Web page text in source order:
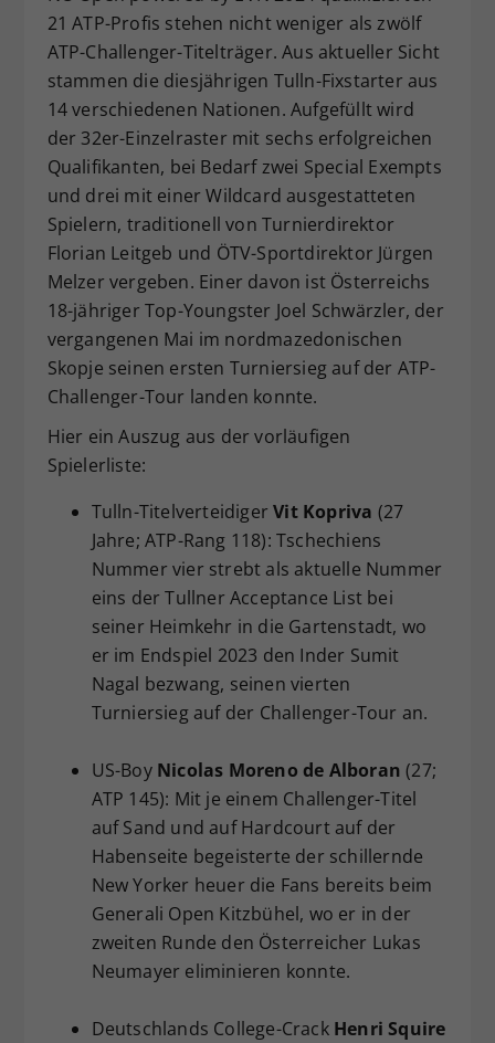
21 ATP-Profis stehen nicht weniger als zwölf
ATP-Challenger-Titelträger. Aus aktueller Sicht
stammen die diesjährigen Tulln-Fixstarter aus
14 verschiedenen Nationen. Aufgefüllt wird
der 32er-Einzelraster mit sechs erfolgreichen
Qualifikanten, bei Bedarf zwei Special Exempts
und drei mit einer Wildcard ausgestatteten
Spielern, traditionell von Turnierdirektor
Florian Leitgeb und ÖTV-Sportdirektor Jürgen
Melzer vergeben. Einer davon ist Österreichs
18-jähriger Top-Youngster Joel Schwärzler, der
vergangenen Mai im nordmazedonischen
Skopje seinen ersten Turniersieg auf der ATP-
Challenger-Tour landen konnte.
Hier ein Auszug aus der vorläufigen
Spielerliste:
Tulln-TitelverteidigerVit Kopriva (27
Jahre; ATP-Rang 118): Tschechiens
Nummer vier strebt als aktuelle Nummer
eins der Tullner Acceptance List bei
seiner Heimkehr in die Gartenstadt, wo
er im Endspiel 2023 den Inder Sumit
Nagal bezwang, seinen vierten
Turniersieg auf der Challenger-Tour an.
US-Boy Nicolas Moreno de Alboran (27;
ATP 145): Mit je einem Challenger-Titel
auf Sand und auf Hardcourt auf der
Habenseite begeisterte der schillernde
New Yorker heuer die Fans bereits beim
Generali Open Kitzbühel, wo er in der
zweiten Runde den Österreicher Lukas
Neumayer eliminieren konnte.
Deutschlands College-Crack Henri Squire
Zweck
Dieser Wert speichert Ihre Consent-
Einstellungen. Unter anderem eine
zufällig generierte ID, für die
historische Speicherung Ihrer
vorgenommen Einstellungen, falls der
Webseiten-Betreiber dies eingestellt
hat.